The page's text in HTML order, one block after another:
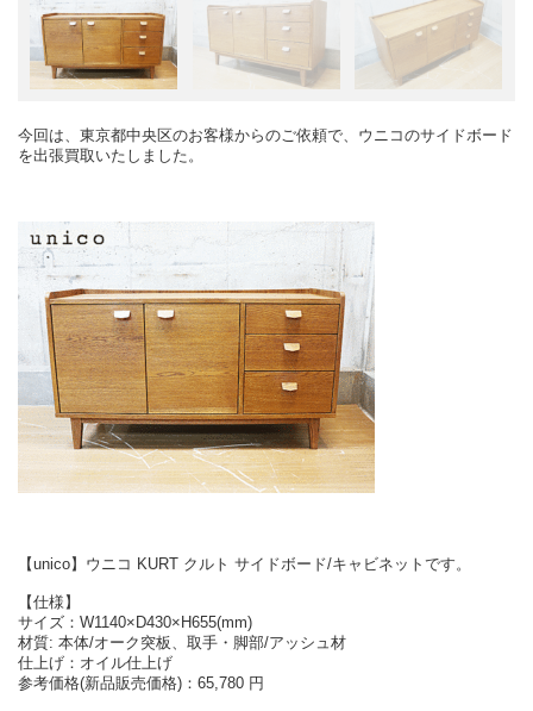
今回は、東京都中央区のお客様からのご依頼で、ウニコのサイドボード
を出張買取いたしました。
【unico】ウニコ KURT クルト サイドボード/キャビネットです。
【仕様】
サイズ：W1140×D430×H655(mm)
材質: 本体/オーク突板、取手・脚部/アッシュ材
仕上げ：オイル仕上げ
参考価格(新品販売価格)：65,780 円